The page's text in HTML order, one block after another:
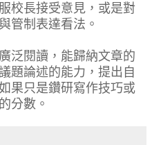
校長接受意見，或是對
管制表達看法。
泛閱讀，能歸納文章的
題論述的能力，提出自
果只是鑽研寫作技巧或
分數。